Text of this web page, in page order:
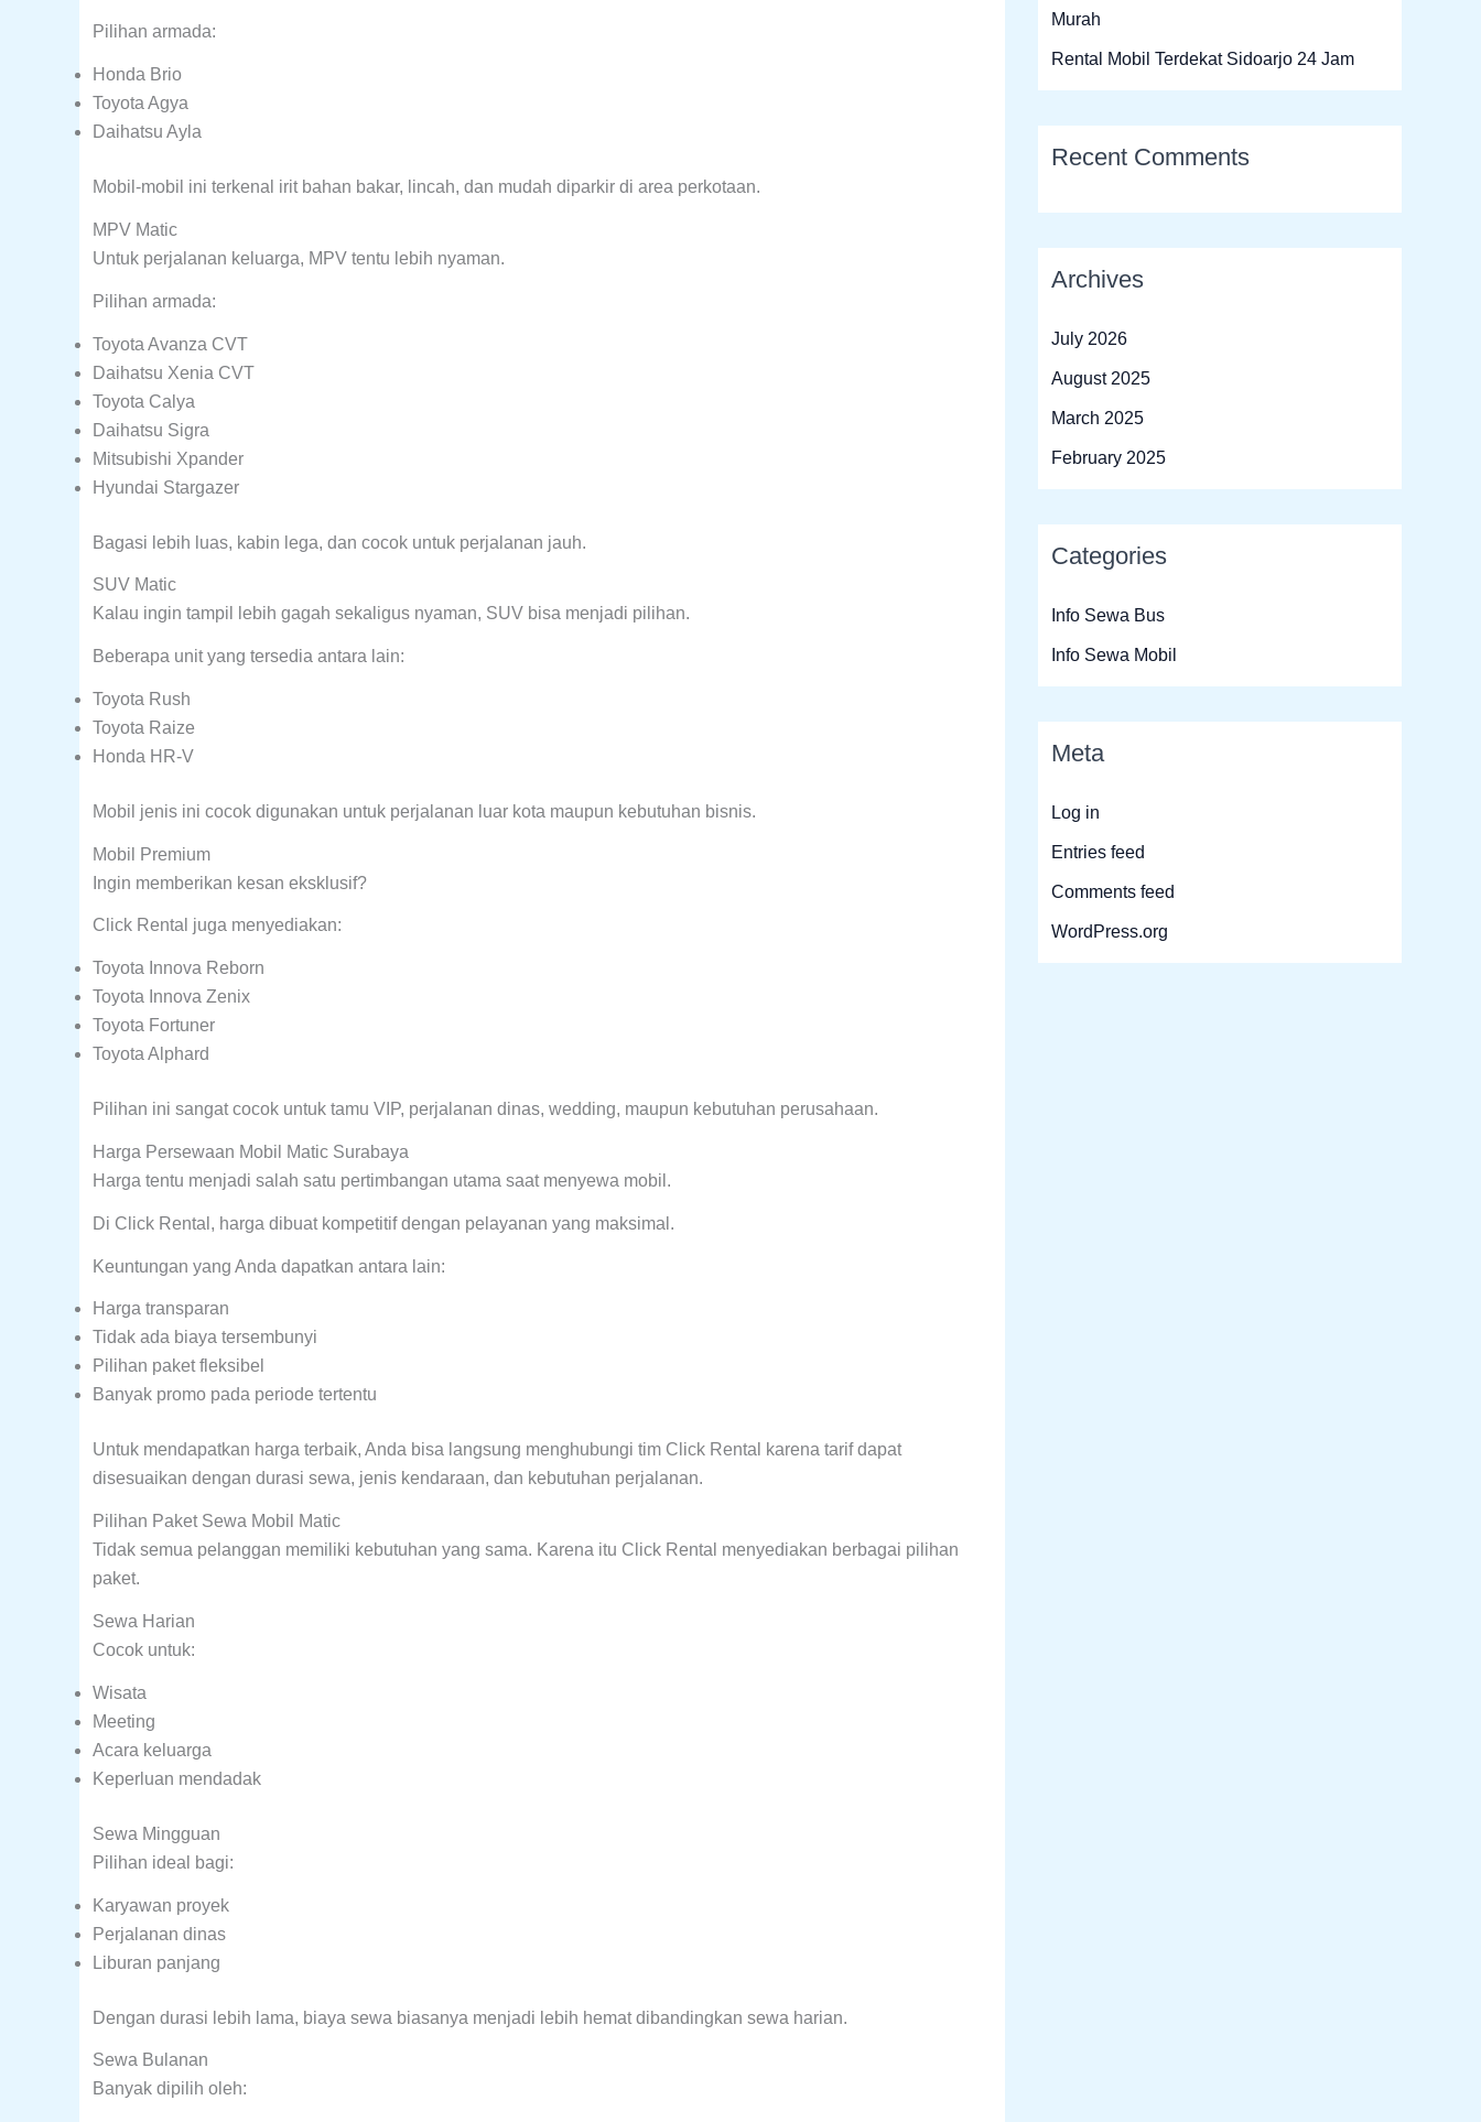
Pilihan armada:
Honda Brio
Toyota Agya
Daihatsu Ayla
Mobil-mobil ini terkenal irit bahan bakar, lincah, dan mudah diparkir di area perkotaan.
MPV Matic
Untuk perjalanan keluarga, MPV tentu lebih nyaman.
Pilihan armada:
Toyota Avanza CVT
Daihatsu Xenia CVT
Toyota Calya
Daihatsu Sigra
Mitsubishi Xpander
Hyundai Stargazer
Bagasi lebih luas, kabin lega, dan cocok untuk perjalanan jauh.
SUV Matic
Kalau ingin tampil lebih gagah sekaligus nyaman, SUV bisa menjadi pilihan.
Beberapa unit yang tersedia antara lain:
Toyota Rush
Toyota Raize
Honda HR-V
Mobil jenis ini cocok digunakan untuk perjalanan luar kota maupun kebutuhan bisnis.
Mobil Premium
Ingin memberikan kesan eksklusif?
Click Rental juga menyediakan:
Toyota Innova Reborn
Toyota Innova Zenix
Toyota Fortuner
Toyota Alphard
Pilihan ini sangat cocok untuk tamu VIP, perjalanan dinas, wedding, maupun kebutuhan perusahaan.
Harga Persewaan Mobil Matic Surabaya
Harga tentu menjadi salah satu pertimbangan utama saat menyewa mobil.
Di Click Rental, harga dibuat kompetitif dengan pelayanan yang maksimal.
Keuntungan yang Anda dapatkan antara lain:
Harga transparan
Tidak ada biaya tersembunyi
Pilihan paket fleksibel
Banyak promo pada periode tertentu
Untuk mendapatkan harga terbaik, Anda bisa langsung menghubungi tim Click Rental karena tarif dapat
disesuaikan dengan durasi sewa, jenis kendaraan, dan kebutuhan perjalanan.
Pilihan Paket Sewa Mobil Matic
Tidak semua pelanggan memiliki kebutuhan yang sama. Karena itu Click Rental menyediakan berbagai pilihan
paket.
Sewa Harian
Cocok untuk:
Wisata
Meeting
Acara keluarga
Keperluan mendadak
Sewa Mingguan
Pilihan ideal bagi:
Karyawan proyek
Perjalanan dinas
Liburan panjang
Dengan durasi lebih lama, biaya sewa biasanya menjadi lebih hemat dibandingkan sewa harian.
Sewa Bulanan
Banyak dipilih oleh:
Murah
Rental Mobil Terdekat Sidoarjo 24 Jam
Recent Comments
Archives
July 2026
August 2025
March 2025
February 2025
Categories
Info Sewa Bus
Info Sewa Mobil
Meta
Log in
Entries feed
Comments feed
WordPress.org